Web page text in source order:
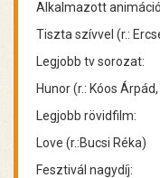
Alkalmazott
Tiszta szívvel (r.:
Legjobb tv sorozat:
Hunor (r.: Kóos
Legjobb rövidfilm:
Love (r.:Bucsi Réka)
Fesztivál nagydíj: